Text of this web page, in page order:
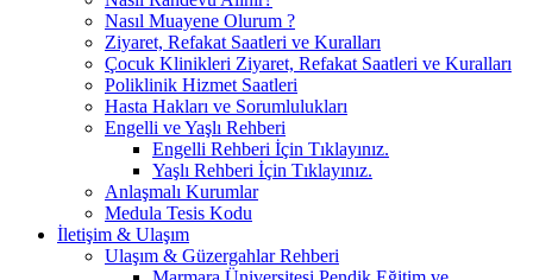
Nasıl Muayene Olurum ?
Ziyaret, Refakat Saatleri ve Kuralları
Çocuk Klinikleri Ziyaret, Refakat Saatleri ve Kuralları
Poliklinik Hizmet Saatleri
Hasta Hakları ve Sorumlulukları
Engelli ve Yaşlı Rehberi
Engelli Rehberi İçin Tıklayınız.
Yaşlı Rehberi İçin Tıklayınız.
Anlaşmalı Kurumlar
Medula Tesis Kodu
İletişim & Ulaşım
Ulaşım & Güzergahlar Rehberi